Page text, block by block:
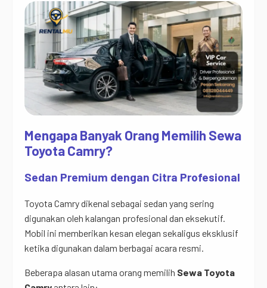
Mengapa Banyak Orang Memilih Sewa
Toyota Camry?
Sedan Premium dengan Citra Profesional
Toyota Camry dikenal sebagai sedan yang sering
digunakan oleh kalangan profesional dan eksekutif.
Mobil ini memberikan kesan elegan sekaligus eksklusif
ketika digunakan dalam berbagai acara resmi.
Beberapa alasan utama orang memilih Sewa Toyota